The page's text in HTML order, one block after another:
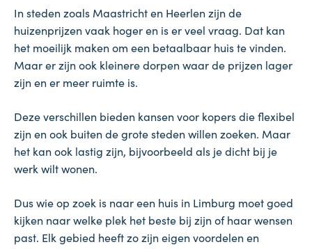
In steden zoals Maastricht en Heerlen zijn de
huizenprijzen vaak hoger en is er veel vraag. Dat kan
het moeilijk maken om een betaalbaar huis te vinden.
Maar er zijn ook kleinere dorpen waar de prijzen lager
zijn en er meer ruimte is.
Deze verschillen bieden kansen voor kopers die flexibel
zijn en ook buiten de grote steden willen zoeken. Maar
het kan ook lastig zijn, bijvoorbeeld als je dicht bij je
werk wilt wonen.
Dus wie op zoek is naar een huis in Limburg moet goed
kijken naar welke plek het beste bij zijn of haar wensen
past. Elk gebied heeft zo zijn eigen voordelen en